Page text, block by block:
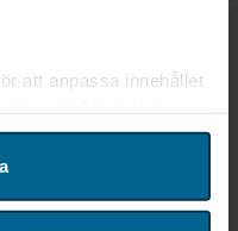
att anpassa innehållet
vår trafik. Vi
och annan
medier och